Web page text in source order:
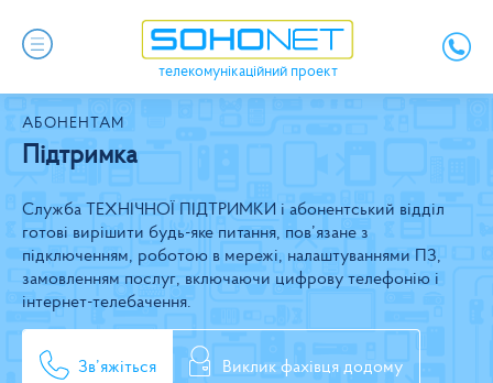
телекомунікаційний проект
АБОНЕНТАМ
Підтримка
Служба ТЕХНІЧНОЇ ПІДТРИМКИ і абонентський відділ
готові вирішити будь-яке питання, пов’язане з
підключенням, роботою в мережі, налаштуваннями ПЗ,
замовленням послуг, включаючи цифрову телефонію і
інтернет-телебачення.
Зв’яжiться Виклик фахівця додому